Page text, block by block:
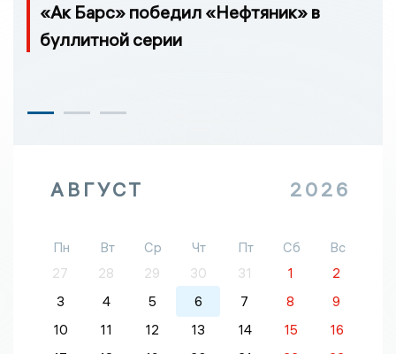
«Ак Барс» победил «Нефтяник» в
буллитной серии
АВГУСТ 2026
Пн Вт Ср Чт Пт Сб
Вс
27
28 29 30 31 1
2
3
4 5 6 7 8
9
10
11 12 13 14 15
16